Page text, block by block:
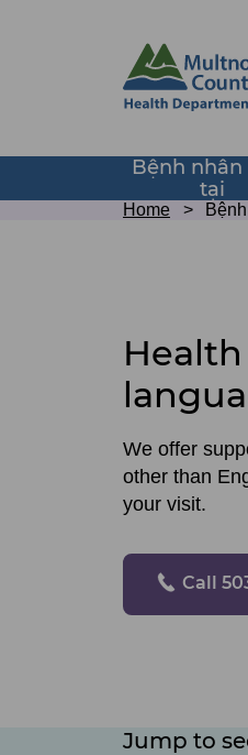
page
content
navigation
Bệnh nhân
tại
Home
We offer
other than
your visit.
Call
Jump to